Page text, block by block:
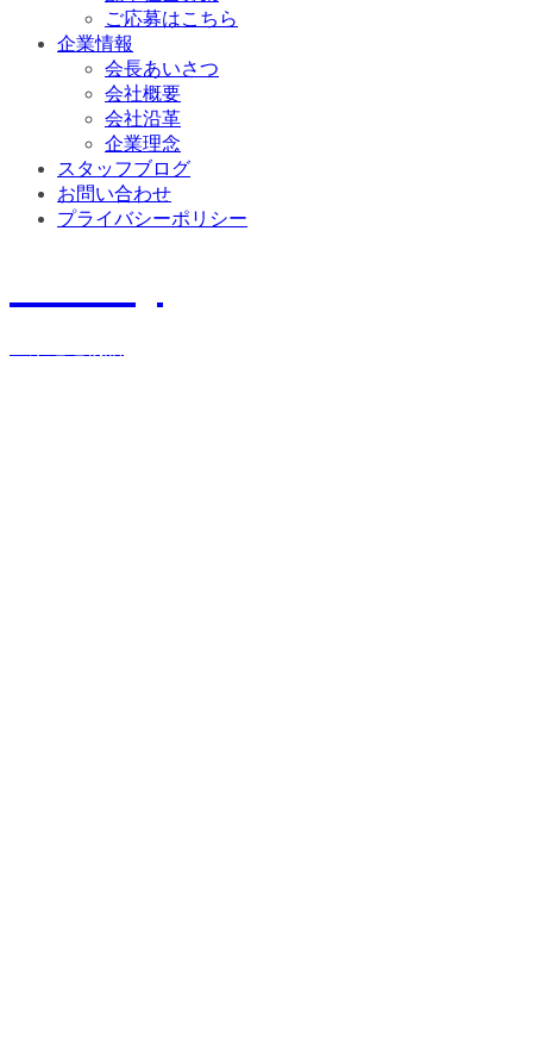
ご応募はこちら
企業情報
会長あいさつ
会社概要
会社沿革
企業理念
スタッフブログ
お問い合わせ
プライバシーポリシー